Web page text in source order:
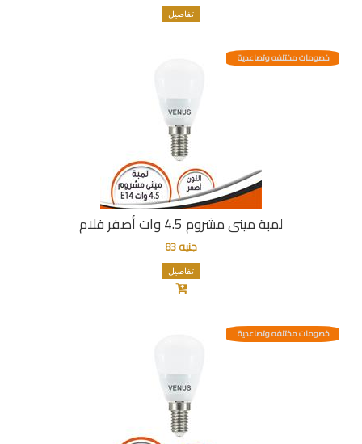
تفاصيل
لمبة مينى مشروم 4.5 وات أصفر فلام
خصومات مختلفه وتصاعدية
جنيه 83
تفاصيل
خصومات مختلفه وتصاعدية